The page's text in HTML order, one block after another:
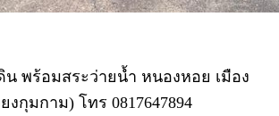
พร้อมสระว่ายน้ำ หนองหอย เมือง
งกุมกาม) โทร 0817647894